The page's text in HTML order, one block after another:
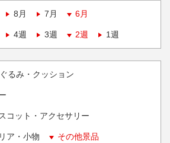
8月 7月 6月
4週 3週 2週 1週
るみ・クッション
コット・アクセサリー
ア・小物 その他景品